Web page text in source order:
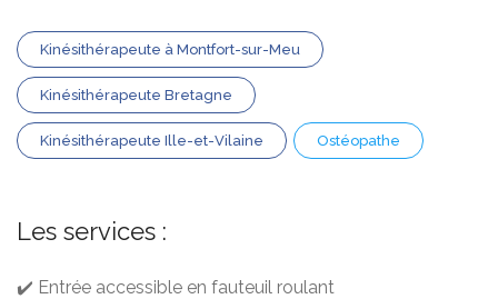
Kinésithérapeute à Montfort-sur-Meu
Kinésithérapeute Bretagne
Kinésithérapeute Ille-et-Vilaine Ostéopathe
Les services :
✔️ Entrée accessible en fauteuil roulant